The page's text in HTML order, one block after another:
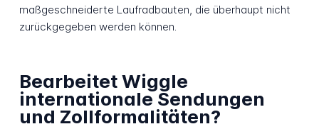
maßgeschneiderte Laufradbauten, die überhaupt nicht
zurückgegeben werden können.
Bearbeitet Wiggle
internationale Sendungen
und Zollformalitäten?